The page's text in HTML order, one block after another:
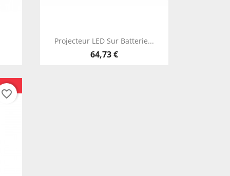
Aperçu rapide
Projecteur LED Sur Batterie...
64,73 €
favorite_border